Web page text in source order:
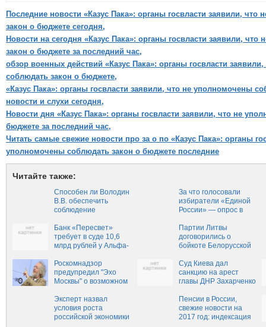
Последние новости «Казус Пака»: органы госвласти заявили,
закон о бюджете сегодня,
Новости на сегодня «Казус Пака»: органы госвласти заявили,
закон о бюджете за последний час,
обзор военных действий «Казус Пака»: органы госвласти
соблюдать закон о бюджете,
«Казус Пака»: органы госвласти заявили, что не уполномочены
новости и слухи сегодня,
Новости дня «Казус Пака»: органы госвласти заявили, что не
бюджете за последний час,
Читать самые свежие новости про за о по «Казус Пака»: органы
уполномочены соблюдать закон о бюджете последние
Читайте также:
Способен ли Володин
В.В. обеспечить
соблюдение
депутатами Госдумы?
За что голосовали
избиратели «Единой
России» — опрос в
Банк «Пересвет»
требует в суде 10,6
млрд рублей у Альфа-
Партии Литвы
договорились о
бойкоте Белорусской
Роскомнадзор
предупредил "Эхо
Москвы" о возможном
дней
Суд Киева дал
санкцию на арест
главы ДНР Захарченко
Эксперт назвал
условия роста
российской экономики
Пенсии в России,
свежие новости на
2017 год: индексация